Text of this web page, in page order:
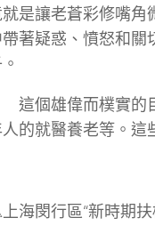
就是讓老蒼彩修嘴角
著疑惑、憤怒和關
這個雄偉而樸實的
的就醫養老等。這
海閔行區“新時期扶